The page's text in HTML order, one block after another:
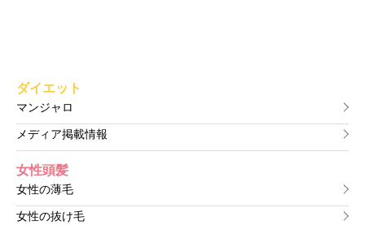
ダイエット
マンジャロ
メディア掲載情報
女性頭髪
女性の薄毛
女性の抜け毛